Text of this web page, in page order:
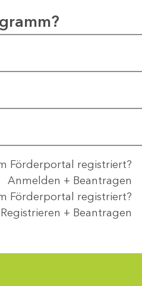
Förderportal registriert?
Anmelden + Beantragen
Förderportal registriert?
Registrieren + Beantragen